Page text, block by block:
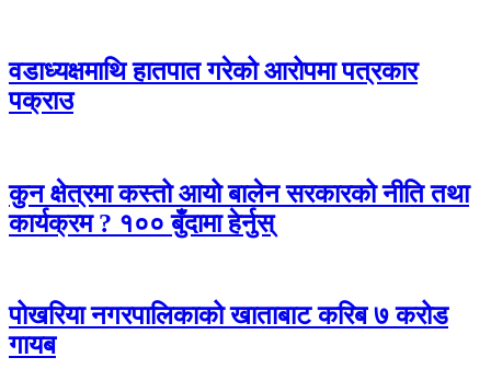
वडाध्यक्षमाथि हातपात गरेको आरोपमा पत्रकार
पक्राउ
कुन क्षेत्रमा कस्तो आयो बालेन सरकारको नीति तथा
कार्यक्रम ? १०० बुँदामा हेर्नुस्
पोखरिया नगरपालिकाको खाताबाट करिब ७ करोड
गायब